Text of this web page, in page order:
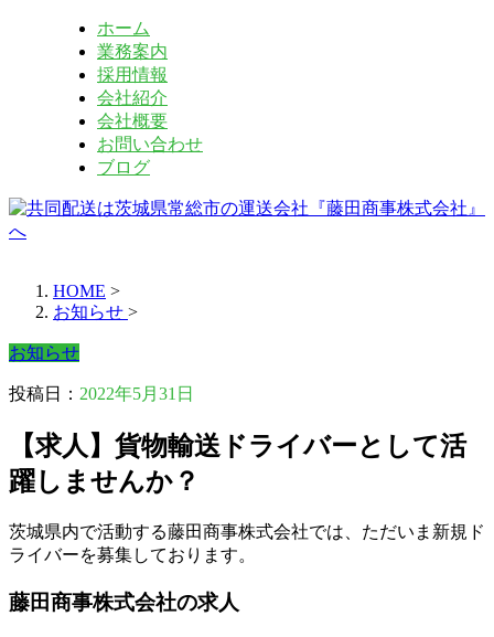
ホーム
業務案内
採用情報
会社紹介
会社概要
お問い合わせ
ブログ
HOME >
お知らせ >
お知らせ
投稿日： 2022年5月31日
【求人】貨物輸送ドライバーとして活
躍しませんか？
茨城県内で活動する藤田商事株式会社では、ただいま新規ド
ライバーを募集しております。
藤田商事株式会社の求人